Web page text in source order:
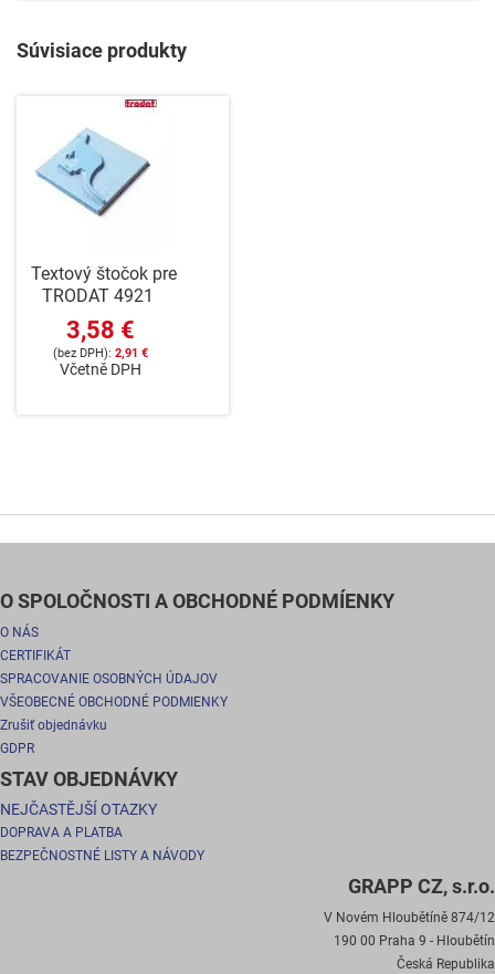
Súvisiace produkty
Textový štočok pre
TRODAT 4921
3,58 €
2,91 €
Včetně DPH
O SPOLOČNOSTI A OBCHODNÉ PODMÍENKY
O NÁS
CERTIFIKÁT
SPRACOVANIE OSOBNÝCH ÚDAJOV
VŠEOBECNÉ OBCHODNÉ PODMIENKY
Zrušiť objednávku
GDPR
STAV OBJEDNÁVKY
NEJČASTĚJŠÍ OTAZKY
DOPRAVA A PLATBA
BEZPEČNOSTNÉ LISTY A NÁVODY
GRAPP CZ, s.r.o.
V Novém Hloubětíně 874/12
190 00 Praha 9 - Hloubětín
Česká Republika